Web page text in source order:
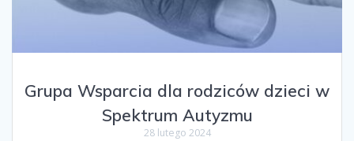
Grupa Wsparcia dla rodziców dzieci w
Spektrum Autyzmu
28 lutego 2024